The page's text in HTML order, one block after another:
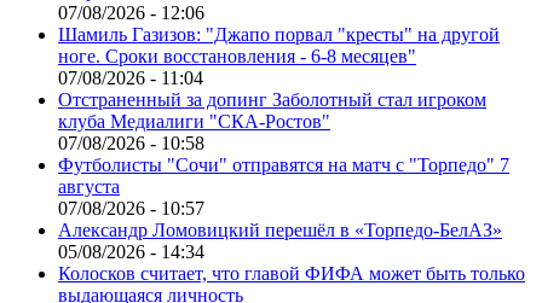
07/08/2026 - 12:06
Шамиль Газизов: "Джапо порвал "кресты" на другой
ноге. Сроки восстановления - 6-8 месяцев"
07/08/2026 - 11:04
Отстраненный за допинг Заболотный стал игроком
клуба Медиалиги "СКА-Ростов"
07/08/2026 - 10:58
Футболисты "Сочи" отправятся на матч с "Торпедо" 7
августа
07/08/2026 - 10:57
Александр Ломовицкий перешёл в «Торпедо-БелАЗ»
05/08/2026 - 14:34
Колосков считает, что главой ФИФА может быть только
выдающаяся личность